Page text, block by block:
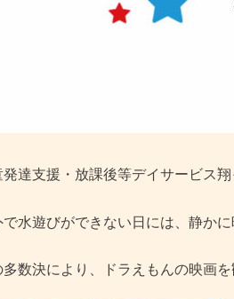
達支援・放課後等デイサービス翔
水遊びができない日には、静か
数決により、ドラえもんの映画を